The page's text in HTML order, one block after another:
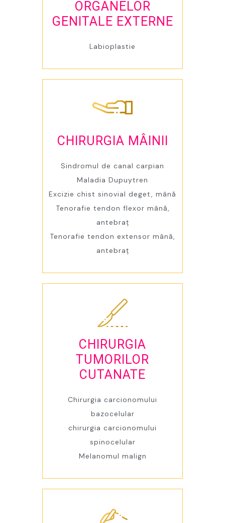
ORGANELOR
GENITALE EXTERNE
Labioplastie
CHIRURGIA MÂINII
Sindromul de canal carpian
Maladia Dupuytren
Excizie chist sinovial deget, mână
Tenorafie tendon flexor mână,
antebraț
Tenorafie tendon extensor mână,
antebraț
CHIRURGIA
TUMORILOR
CUTANATE
Chirurgia carcionomului
bazocelular
chirurgia carcionomului
spinocelular
Melanomul malign